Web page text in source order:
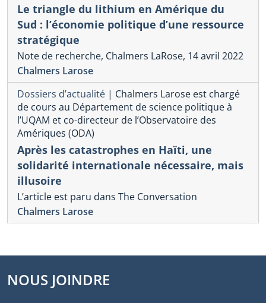
Le triangle du lithium en Amérique du
Sud : l’économie politique d’une ressource
stratégique
Note de recherche, Chalmers LaRose, 14 avril 2022
Chalmers Larose
Dossiers d’actualité | Chalmers Larose est chargé
de cours au Département de science politique à
l’UQAM et co-directeur de l’Observatoire des
Amériques (ODA)
Après les catastrophes en Haïti, une
solidarité internationale nécessaire, mais
illusoire
L’article est paru dans The Conversation
Chalmers Larose
NOUS JOINDRE